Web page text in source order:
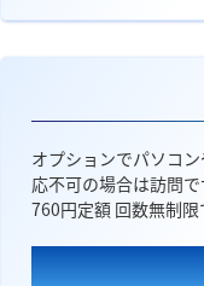
オプションでパソコ
応不可の場合は訪問
760円定額 回数無制限